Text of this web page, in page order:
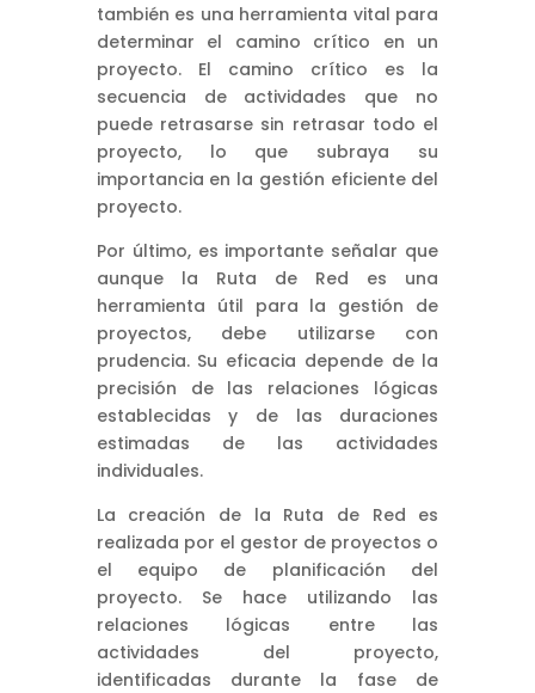
también es una herramienta vital para
determinar el camino crítico en un
proyecto. El camino crítico es la
secuencia de actividades que no
puede retrasarse sin retrasar todo el
proyecto, lo que subraya su
importancia en la gestión eficiente del
proyecto.
Por último, es importante señalar que
aunque la Ruta de Red es una
herramienta útil para la gestión de
proyectos, debe utilizarse con
prudencia. Su eficacia depende de la
precisión de las relaciones lógicas
establecidas y de las duraciones
estimadas de las actividades
individuales.
La creación de la Ruta de Red es
realizada por el gestor de proyectos o
el equipo de planificación del
proyecto. Se hace utilizando las
relaciones lógicas entre las
actividades del proyecto,
identificadas durante la fase de